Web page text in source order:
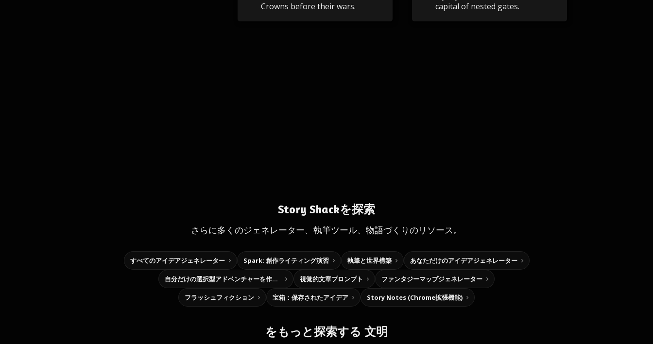
Crowns before their wars.
capital of nested gates.
Story Shackを探索
さらに多くのジェネレーター、執筆ツール、物語づくりのリソース。
すべてのアイデアジェネレーター Spark: 創作ライティング演習 執筆と世界構築 あなただけのアイデアジェネレーター
自分だけの選択型アドベンチャーを作ろう 視覚的文章プロンプト ファンタジーマップジェネレーター
フラッシュフィクション 宝箱：保存されたアイデア Story Notes (Chrome拡張機能)
をもっと探索する 文明